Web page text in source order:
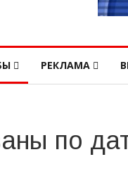
РЕКЛАМА
по